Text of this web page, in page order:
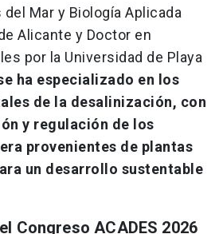
Mar y Biología Aplicada
Alicante y Doctor en
por la Universidad de Playa
ha especializado en los
de la desalinización, con
y regulación de los
provenientes de plantas
un desarrollo sustentable
Congreso ACADES 2026